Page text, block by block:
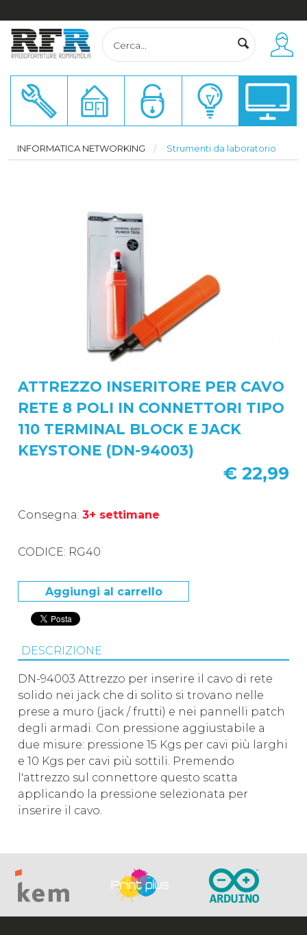
Accedi o Registrati
Totale carrello€ 0,00
INFORMATICA NETWORKING Strumenti da laboratorio
ATTREZZO INSERITORE PER CAVO
RETE 8 POLI IN CONNETTORI TIPO
110 TERMINAL BLOCK E JACK
KEYSTONE (DN-94003)
€ 22,99
Consegna:3+ settimane
CODICE: RG40
Aggiungi al carrello
DESCRIZIONE
DN-94003 Attrezzo per inserire il cavo di rete
solido nei jack che di solito si trovano nelle
prese a muro (jack / frutti) e nei pannelli patch
degli armadi. Con pressione aggiustabile a
due misure: pressione 15 Kgs per cavi più larghi
e 10 Kgs per cavi più sottili. Premendo
l'attrezzo sul connettore questo scatta
applicando la pressione selezionata per
inserire il cavo.